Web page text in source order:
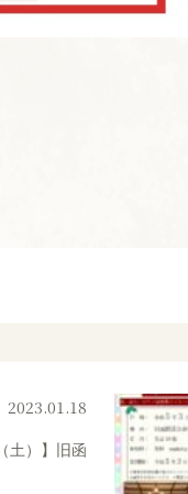
2023.01.18
土）】旧函